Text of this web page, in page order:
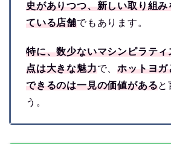
史がありつつ、新しい取り組
ている店舗でもあります。
特に、数少ないマシンピラテ
点は大きな魅力で、ホットヨガ
できるのは一見の価値があると
う。